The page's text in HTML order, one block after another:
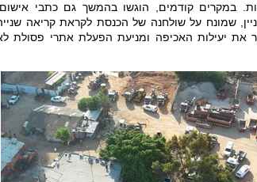
במקרים קודמים, הוגשו בהמשך גם כתבי
שמונח על שולחנה של הכנסת לקראת קריאה
את יעילות האכיפה ומניעת הפעלת אתרי פסולת